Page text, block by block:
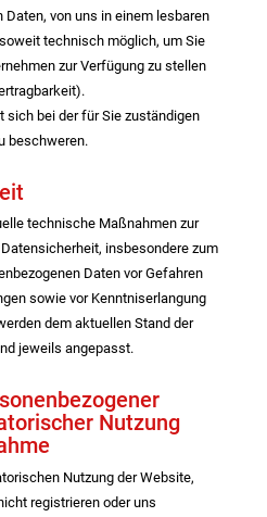
Daten, von uns in einem lesbaren
technisch möglich, um Sie
zur Verfügung zu stellen
sich bei der für Sie zuständigen
beschweren.
technische Maßnahmen zur
insbesondere zum
Daten vor Gefahren
sowie vor Kenntniserlangung
dem aktuellen Stand der
jeweils angepasst.
Nutzung
Nutzung der Website,
registrieren oder uns